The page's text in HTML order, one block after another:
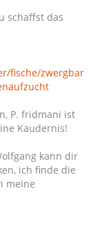
schaffst das
fische/zwergbar
P. fridmani ist
Kaudernis!
kann dir
ich finde die
meine